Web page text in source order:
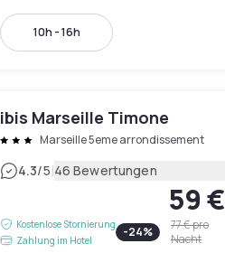
10h - 16h
ibis Marseille Timone
Marseille 5eme arrondissement
4.3/5|46 Bewertungen
Kostenlose Stornierung
Zahlung im Hotel
59 €
-24% 77 €pro
Nacht